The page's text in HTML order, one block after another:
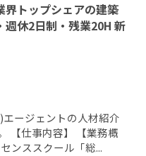
界トップシェアの建築
休2日制・残業20H 新
ージェントの人材紹介
【仕事内容】 【業務概
ンススクール「総...